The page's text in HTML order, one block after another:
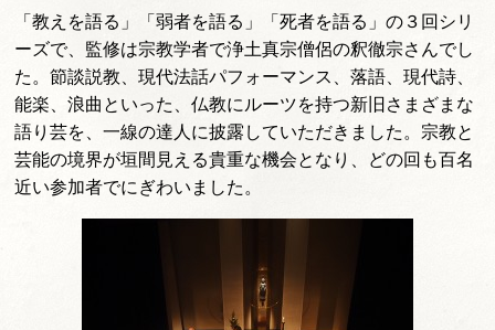
「教えを語る」「弱者を語る」「死者を語る」の３回シリ
ーズで、監修は宗教学者で浄土真宗僧侶の釈徹宗さんでし
た。節談説教、現代法話パフォーマンス、落語、現代詩、
能楽、浪曲といった、仏教にルーツを持つ新旧さまざまな
語り芸を、一線の達人に披露していただきました。宗教と
芸能の境界が垣間見える貴重な機会となり、どの回も百名
近い参加者でにぎわいました。